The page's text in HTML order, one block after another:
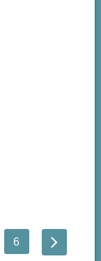
6